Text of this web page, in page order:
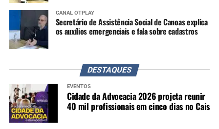
CANAL OTPLAY
Secretário de Assistência Social de Canoas explica
os auxílios emergenciais e fala sobre cadastros
DESTAQUES
EVENTOS
Cidade da Advocacia 2026 projeta reunir
40 mil profissionais em cinco dias no Cais